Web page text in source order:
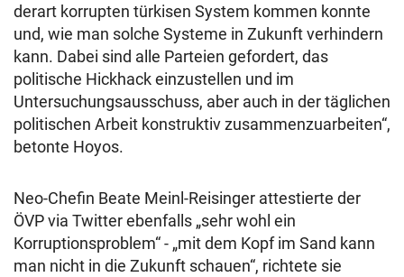
derart korrupten türkisen System kommen konnte
und, wie man solche Systeme in Zukunft verhindern
kann. Dabei sind alle Parteien gefordert, das
politische Hickhack einzustellen und im
Untersuchungsausschuss, aber auch in der täglichen
politischen Arbeit konstruktiv zusammenzuarbeiten“,
betonte Hoyos.
Neo-Chefin Beate Meinl-Reisinger attestierte der
ÖVP via Twitter ebenfalls „sehr wohl ein
Korruptionsproblem“ - „mit dem Kopf im Sand kann
man nicht in die Zukunft schauen“, richtete sie